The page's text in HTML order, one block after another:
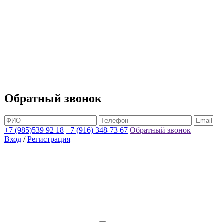
Обратный звонок
+7 (985)539 92 18 +7 (916) 348 73 67 Обратный звонок
Вход / Регистрация